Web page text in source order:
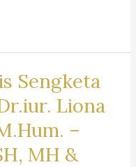
Sengketa
Liona
–
MH &